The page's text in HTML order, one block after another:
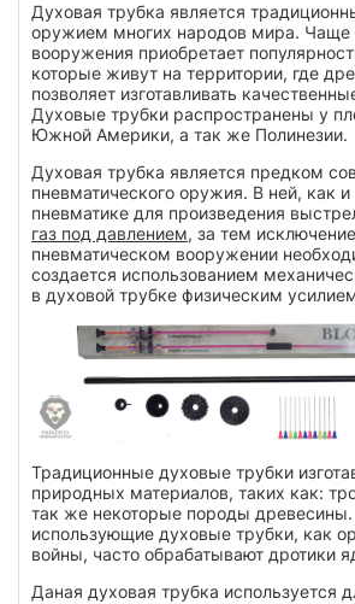
Духовая трубка является
оружием многих народов мира. Чаще
вооружения приобретает
которые живут на территории, где
позволяет изготавливать
Духовые трубки распространены у
Южной Америки, а так же Полинезии.
Духовая трубка является предком
пневматического оружия. В ней, как
пневматике для произведения
газ под давлением, за тем
пневматическом вооружении
создается использованием
в духовой трубке физическим
Традиционные духовые трубки
природных материалов, таких как:
так же некоторые породы
использующие духовые трубки, как
войны, часто обрабатывают дротики
Даная духовая трубка используется